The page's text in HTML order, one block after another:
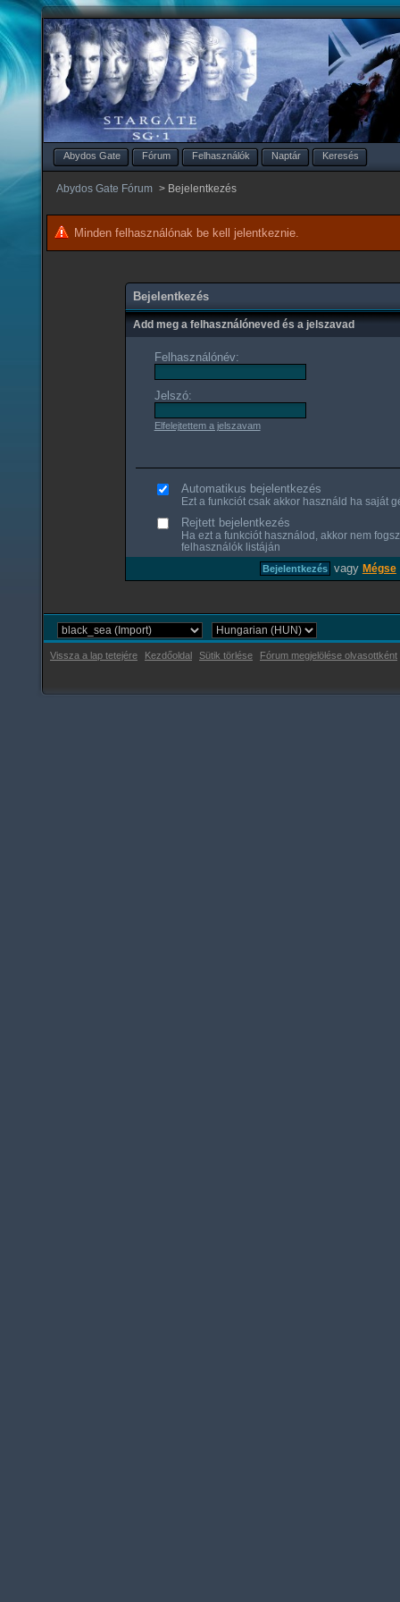
Abydos Gate Fórum Felhasználók Naptár Keresés
Abydos Gate Fórum > Bejelentkezés
Minden felhasználónak be kell jelentkeznie.
Bejelentkezés
Add meg a felhasználóneved és a jelszavad
Felhasználónév:
Jelszó:
Elfelejtettem a jelszavam
Automatikus bejelentkezés
Ezt a funkciót csak akkor használd ha saját
Rejtett bejelentkezés
Ha ezt a funkciót használod, akkor nem
felhasználók listáján
vagy Mégse
Vissza a lap tetejére Kezdőoldal Sütik törlése Fórum megjelölése olvasottként